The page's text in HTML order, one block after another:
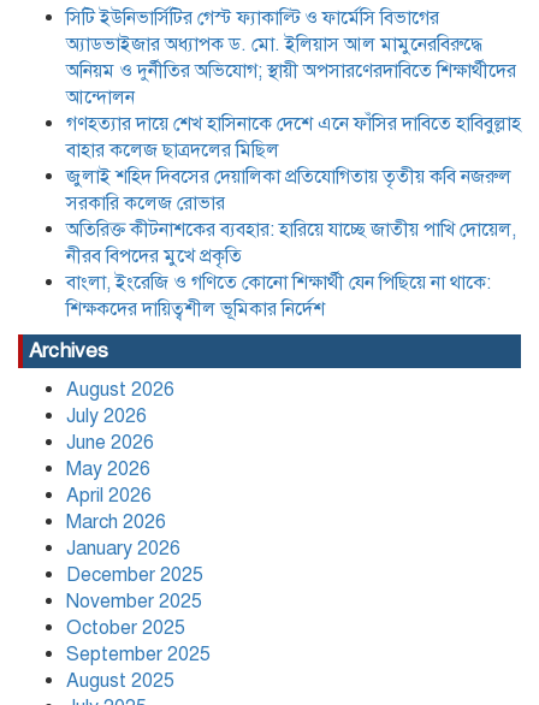
অতিরিক্ত কীটনাশকের ব্যবহার: হারিয়ে যাচ্ছে
জাতীয় পাখি দোয়েল, নীরব বিপদের মুখে
প্রকৃতি
বাংলা, ইংরেজি ও গণিতে কোনো শিক্ষার্থী যেন
পিছিয়ে না থাকে: শিক্ষকদের দায়িত্বশীল
ভূমিকার নির্দেশ
যে তিন শর্তে লাইসেন্স ফিরে পেল আদ্-দ্বীন
হাসপাতাল,৪৫ দিন পরে চিকিৎসা সেবা শুরু
মঙ্গলবার হতে
২৬টিতে মাইক্রোপ্লাস্টিক, উদ্বেগ বাড়াচ্ছে
সিটি ইউনিভার্সিটির গেস্ট ফ্যাকাল্টি ও ফার্মেসি বিভাগের
অ্যাডভাইজার অধ্যাপক ড. মো. ইলিয়াস আল মামুনেরবিরুদ্ধে
অনিয়ম ও দুর্নীতির অভিযোগ; স্থায়ী অপসারণেরদাবিতে শিক্ষার্থীদের
আন্দোলন
গণহত্যার দায়ে শেখ হাসিনাকে দেশে এনে ফাঁসির দাবিতে হাবিবুল্লাহ
বাহার কলেজ ছাত্রদলের মিছিল
জুলাই শহিদ দিবসের দেয়ালিকা প্রতিযোগিতায় তৃতীয় কবি নজরুল
সরকারি কলেজ রোভার
অতিরিক্ত কীটনাশকের ব্যবহার: হারিয়ে যাচ্ছে জাতীয় পাখি দোয়েল,
নীরব বিপদের মুখে প্রকৃতি
বাংলা, ইংরেজি ও গণিতে কোনো শিক্ষার্থী যেন পিছিয়ে না থাকে:
শিক্ষকদের দায়িত্বশীল ভূমিকার নির্দেশ
Archives
August 2026
July 2026
June 2026
May 2026
April 2026
March 2026
January 2026
December 2025
November 2025
October 2025
September 2025
August 2025